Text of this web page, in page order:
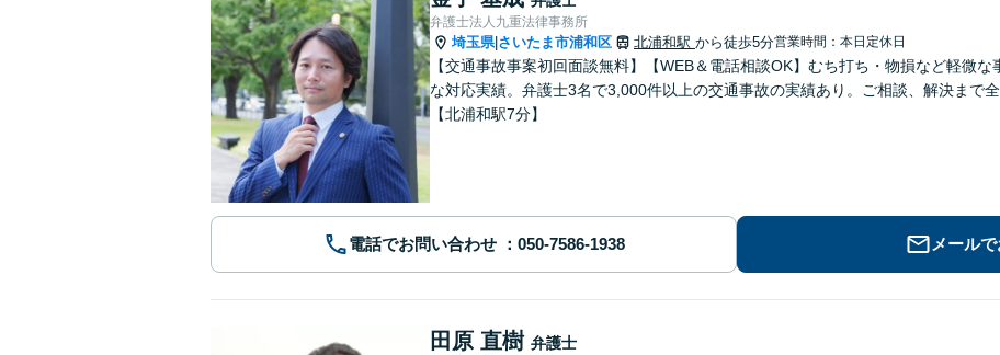
弁護士法人九重法律事務所
埼玉県| さいたま市浦和区 北浦和駅 から徒歩5分営業時間：本日定休日
【交通事故事案初回面談無料】【WEB＆電話相談OK】むち打ち・物損など軽微
な対応実績。弁護士3名で3,000件以上の交通事故の実績あり。ご相談、解決まで
【北浦和駅7分】
電話でお問い合わせ メール
田原 直樹 弁護士